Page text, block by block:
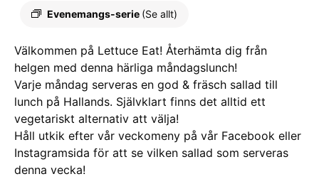
Evenemangs-serie (Se allt)
Välkommen på Lettuce Eat! Återhämta dig från
helgen med denna härliga måndagslunch!
Varje måndag serveras en god & fräsch sallad till
lunch på Hallands. Självklart finns det alltid ett
vegetariskt alternativ att välja!
Håll utkik efter vår veckomeny på vår Facebook eller
Instagramsida för att se vilken sallad som serveras
denna vecka!